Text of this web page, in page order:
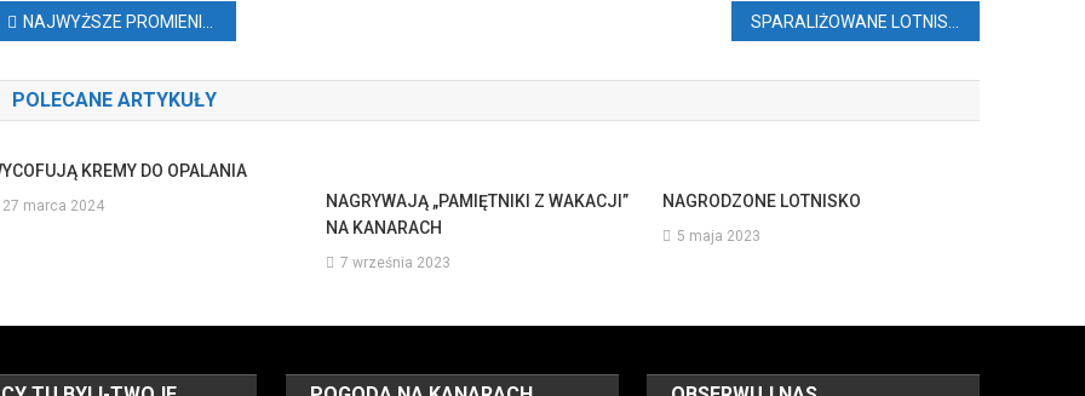
Nawigacja
NAJWYŻSZE PROMIENIOWANIE UV JEST NA KANARACH
POLECANE ARTYKUŁY
KREMY DO OPALANIA
27 marca 2024
NAGRYWAJĄ „PAMIĘTNIKI Z WAKACJI”
NA KANARACH
7 września 2023
NAGRODZONE LOTNISKO
5 maja 2023